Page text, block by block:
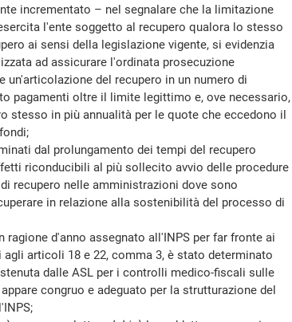
incrementato – nel segnalare che la limitazione
l'ente soggetto al recupero qualora lo stesso
ai sensi della legislazione vigente, si evidenzia
ad assicurare l'ordinata prosecuzione
del recupero in un numero di
pagamenti oltre il limite legittimo e, ove necessario,
stesso in più annualità per le quote che eccedono il
dal prolungamento dei tempi del recupero
riconducibili al più sollecito avvio delle procedure
recupero nelle amministrazioni dove sono
in relazione alla sostenibilità del processo di
d'anno assegnato all'INPS per far fronte ai
articoli 18 e 22, comma 3, è stato determinato
dalle ASL per i controlli medico-fiscali sulle
congruo e adeguato per la strutturazione del